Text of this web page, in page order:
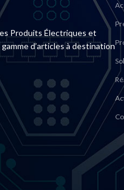
Produits Électriques et
d’articles à destination